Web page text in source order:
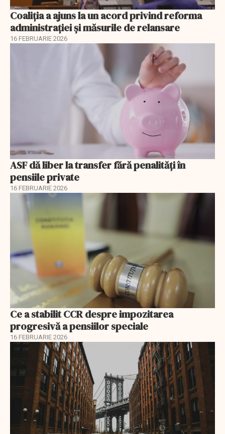
Coaliția a ajuns la un acord privind reforma
administrației și măsurile de relansare
16 FEBRUARIE 2026
ASF dă liber la transfer fără penalități în
pensiile private
16 FEBRUARIE 2026
Ce a stabilit CCR despre impozitarea
progresivă a pensiilor speciale
16 FEBRUARIE 2026